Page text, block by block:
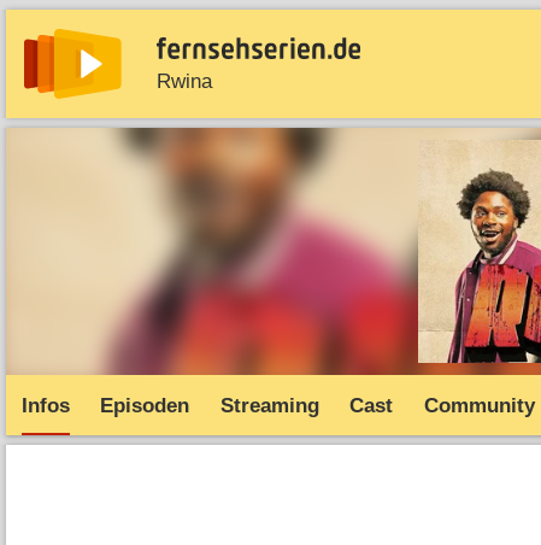
Rwina
News Entdecken
Infos Episoden Streaming Cast Community